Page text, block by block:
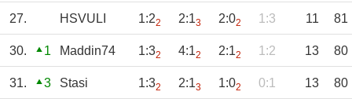
27. HSVULI 1:22 2:13 2:02 1:3 11 81
30. 1 Maddin74 1:32 4:12 2:12 1:2 13 80
31. 3 Stasi 1:32 2:13 1:02 0:1 13 80